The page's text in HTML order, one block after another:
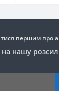
першим про
на нашу